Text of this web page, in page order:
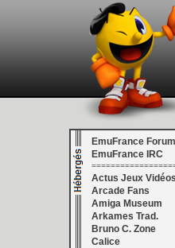
EmuFrance Forum
EmuFrance IRC
Actus Jeux Vidéos
Arcade Fans
Amiga Museum
Arkames Trad.
Bruno C. Zone
Calice